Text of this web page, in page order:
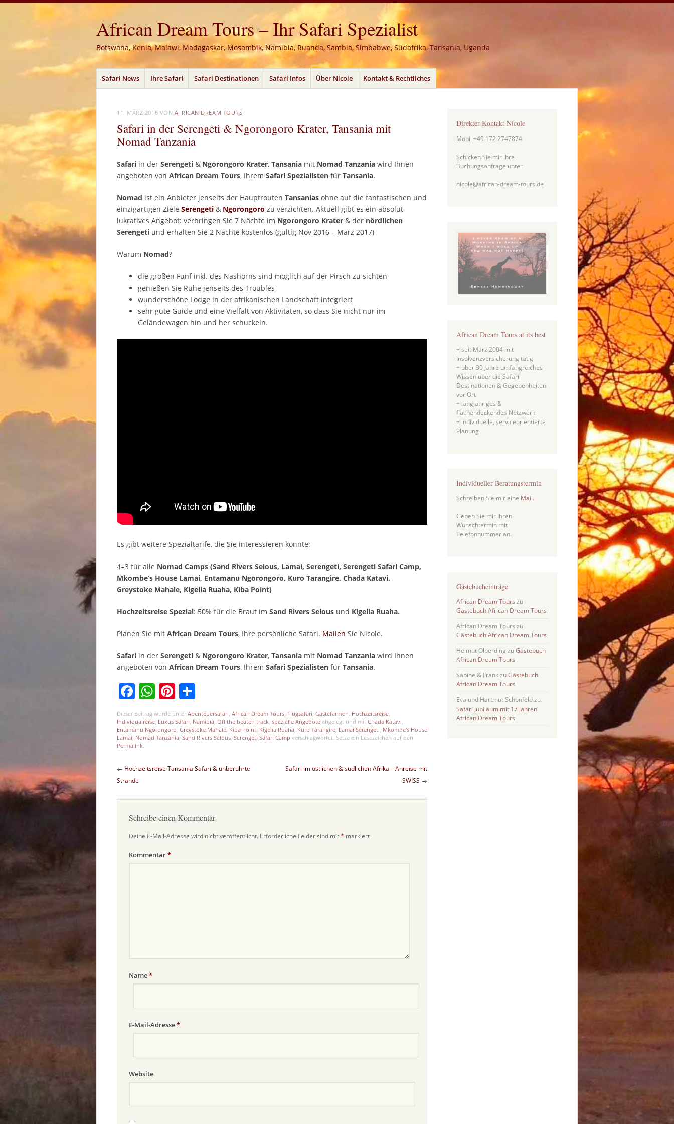
African Dream Tours – Ihr Safari Spezialist
Botswana, Kenia, Malawi, Madagaskar, Mosambik, Namibia, Ruanda, Sambia, Simbabwe, Südafrika, Tansania, Uganda
Menü
Zum
Inhalt
Safari News Ihre Safari Safari Destinationen Safari Infos Über Nicole Kontakt & Rechtliches
11. MÄRZ 2016 VON AFRICAN DREAM TOURS
Safari in der Serengeti & Ngorongoro Krater, Tansania mit
Nomad Tanzania
Safari in der Serengeti & Ngorongoro Krater, Tansania mit Nomad Tanzania wird Ihnen
angeboten von African Dream Tours, Ihrem Safari Spezialisten für Tansania.
Nomad ist ein Anbieter jenseits der Hauptrouten Tansanias ohne auf die fantastischen und
einzigartigen Ziele Serengeti & Ngorongoro zu verzichten. Aktuell gibt es ein absolut
lukratives Angebot: verbringen Sie 7 Nächte im Ngorongoro Krater & der nördlichen
Serengeti und erhalten Sie 2 Nächte kostenlos (gültig Nov 2016 – März 2017)
Warum Nomad?
die großen Fünf inkl. des Nashorns sind möglich auf der Pirsch zu sichten
genießen Sie Ruhe jenseits des Troubles
wunderschöne Lodge in der afrikanischen Landschaft integriert
sehr gute Guide und eine Vielfalt von Aktivitäten, so dass Sie nicht nur im
Geländewagen hin und her schuckeln.
Es gibt weitere Spezialtarife, die Sie interessieren könnte:
4=3 für alle Nomad Camps (Sand Rivers Selous, Lamai, Serengeti, Serengeti Safari Camp,
Mkombe’s House Lamai, Entamanu Ngorongoro, Kuro Tarangire, Chada Katavi,
Greystoke Mahale, Kigelia Ruaha, Kiba Point)
Hochzeitsreise Spezial: 50% für die Braut im Sand Rivers Selous und Kigelia Ruaha.
Planen Sie mit African Dream Tours, Ihre persönliche Safari. Mailen Sie Nicole.
Safari in der Serengeti & Ngorongoro Krater, Tansania mit Nomad Tanzania wird Ihnen
angeboten von African Dream Tours, Ihrem Safari Spezialisten für Tansania.
Facebook
WhatsApp
Pinterest
Dieser Beitrag wurde unter Abenteuersafari, African Dream Tours, Flugsafari, Gästefarmen, Hochzeitsreise,
Individualreise, Luxus Safari, Namibia, Off the beaten track, spezielle Angebote abgelegt und mit Chada Katavi,
Entamanu Ngorongoro, Greystoke Mahale, Kiba Point, Kigelia Ruaha, Kuro Tarangire, Lamai Serengeti, Mkombe's House
Lamai, Nomad Tanzania, Sand Rivers Selous, Serengeti Safari Camp verschlagwortet. Setze ein Lesezeichen auf den
Permalink.
Beitragsnavigation
← Hochzeitsreise Tansania Safari & unberührte
Strände
Safari im östlichen & südlichen Afrika – Anreise mit
SWISS →
Schreibe einen Kommentar
Deine E-Mail-Adresse wird nicht veröffentlicht. Erforderliche Felder sind mit* markiert
Kommentar*
Name*
E-Mail-Adresse*
Website
Direkter Kontakt Nicole
Mobil +49 172 2747874
Schicken Sie mir Ihre
Buchungsanfrage unter
nicole@african-dream-tours.de
African Dream Tours at its best
+ seit März 2004 mit
Insolvenzversicherung tätig
+ über 30 Jahre umfangreiches
Wissen über die Safari
Destinationen & Gegebenheiten
vor Ort
+ langjähriges &
flächendeckendes Netzwerk
+ individuelle, serviceorientierte
Planung
Individueller Beratungstermin
Schreiben Sie mir eine Mail.
Geben Sie mir Ihren
Wunschtermin mit
Telefonnummer an.
Gästebucheinträge
African Dream Tours zu
Gästebuch African Dream Tours
African Dream Tours zu
Gästebuch African Dream Tours
Helmut Olberding zuGästebuch
African Dream Tours
Sabine & FrankzuGästebuch
African Dream Tours
Eva und Hartmut Schönfeldzu
Safari Jubiläum mit 17 Jahren
African Dream Tours